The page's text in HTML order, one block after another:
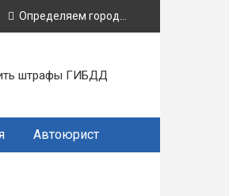
Определяем город...
штрафы ГИБДД
Автоюрист